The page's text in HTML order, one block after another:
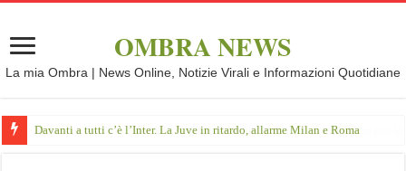
OMBRA NEWS
La mia Ombra | News Online, Notizie Virali e Informazioni Quotidiane
Davanti a tutti c’è l’Inter. La Juve in ritardo, allarme Milan e Roma